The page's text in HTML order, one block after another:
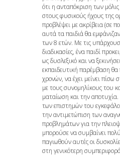
ότι η ανταπόκριση των
στους φυσικούς ήχους της
προβλέψει με ακρίβεια (σε
αυτά τα παιδιά θα
των 8 ετών. Με τις
διαδικασίες, ένα παιδί
ως δυσλεξικό και να
εκπαιδευτική παρέμβαση θα
χρονών, να έχει μείνει
με τους συνομηλίκους του
ματαίωση και την
των επιστημών του
την αντιμετώπιση των
προβλημάτων για την
μπορούσε να συμβαίνει
παγιωθούν αυτές οι
στη γενικότερη